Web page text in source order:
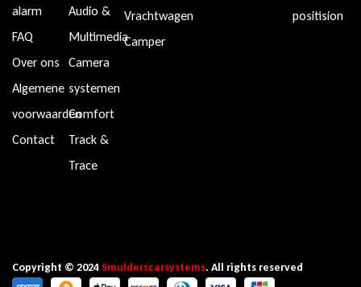
alarm
FAQ
Over ons
Algemene
voorwaarden
Contact
Audio &
Multimedia
Camera
systemen
Comfort
Track &
Trace
Vrachtwagen
Camper
positision
Copyright © 2024Smulderscarsystems. All rights reserved